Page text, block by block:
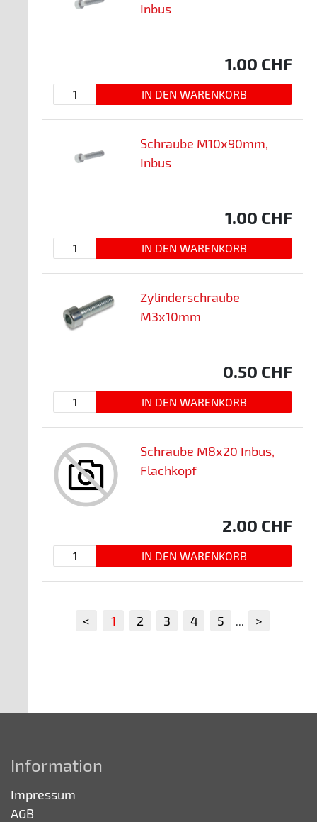
Inbus
1.00 CHF
Schraube M10x90mm,
Inbus
1.00 CHF
Zylinderschraube
M3x10mm
0.50 CHF
Schraube M8x20 Inbus,
Flachkopf
2.00 CHF
< 1 2 3 4 5 >
Information
Impressum
AGB